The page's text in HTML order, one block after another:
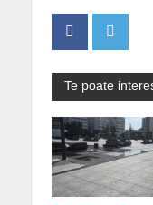
Te poate